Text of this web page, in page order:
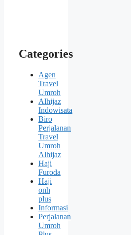
Categories
Agen
Travel
Umroh
Alhijaz
Indowisata
Biro
Perjalanan
Travel
Umroh
Alhijaz
Haji
Furoda
Haji
onh
plus
Informasi
Perjalanan
Umroh